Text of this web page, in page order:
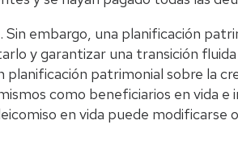
embargo, una planificación
y garantizar una transición
patrimonial sobre la
como beneficiarios en vida e
en vida puede modificarse